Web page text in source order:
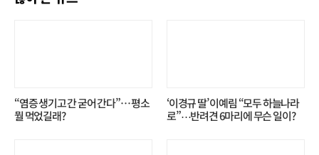
“염증 생기고 간 굳어 간다”… 평소
뭘 먹었길래?
‘이경규 딸’ 이예림 “모두 하늘나라
로”⋯반려견 6마리에 무슨 일이?